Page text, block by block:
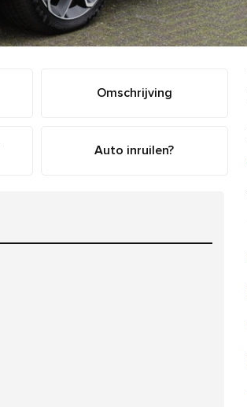
Omschrijving
Auto inruilen?